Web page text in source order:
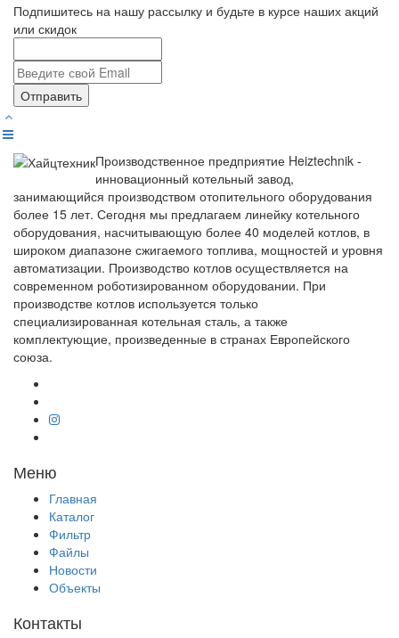
Подпишитесь на нашу рассылку и будьте в курсе наших акций
или скидок
Отправить
Производственное предприятие Heiztechnik -
инновационный котельный завод,
занимающийся производством отопительного оборудования
более 15 лет. Сегодня мы предлагаем линейку котельного
оборудования, насчитывающую более 40 моделей котлов, в
широком диапазоне сжигаемого топлива, мощностей и уровня
автоматизации. Производство котлов осуществляется на
современном роботизированном оборудовании. При
производстве котлов используется только
специализированная котельная сталь, а также
комплектующие, произведенные в странах Европейского
союза.
Меню
Главная
Каталог
Фильтр
Файлы
Новости
Объекты
Контакты